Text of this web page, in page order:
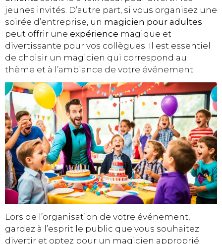
jeunes invités. D’autre part, si vous organisez une
soirée d’entreprise, un magicien pour adultes
peut offrir une expérience magique et
divertissante pour vos collègues. Il est essentiel
de choisir un magicien qui correspond au
thème et à l’ambiance de votre événement.
Lors de l’organisation de votre événement,
gardez à l’esprit le public que vous souhaitez
divertir et optez pour un magicien approprié.